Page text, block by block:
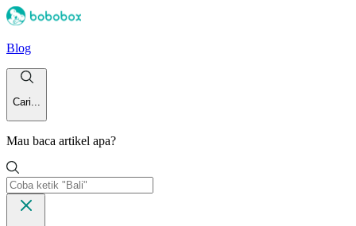
Blog
Cari...
Mau baca artikel apa?